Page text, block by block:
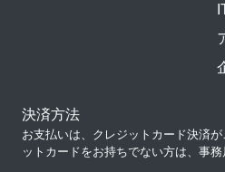
決済方法
お支払いは、クレジットカード決済
ットカードをお持ちでない方は、事務